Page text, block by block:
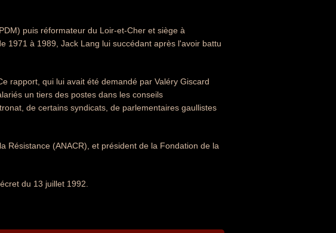
puis réformateur du Loir-et-Cher et siège à
1971 à 1989, Jack Lang lui succédant après l'avoir battu
rapport, qui lui avait été demandé par Valéry Giscard
un tiers des postes dans les conseils
de certains syndicats, de parlementaires gaullistes
Résistance (ANACR), et président de la Fondation de la
du 13 juillet 1992.